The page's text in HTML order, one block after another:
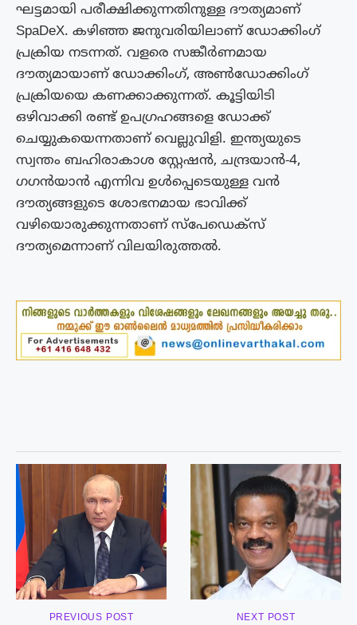
ഘട്ടമായി പരീക്ഷിക്കുന്നതിനുള്ള ദൗത്യമാണ്
SpaDeX. കഴിഞ്ഞ ജനുവരിയിലാണ് ഡോക്കിം​ഗ്
പ്രക്രിയ നടന്നത്. വളരെ സങ്കീർണമായ
ദൗത്യമായാണ് ഡോക്കിം​ഗ്, അൺഡോക്കിം​ഗ്
പ്രക്രിയയെ കണക്കാക്കുന്നത്. കൂട്ടിയിടി
ഒഴിവാക്കി രണ്ട് ഉപ​ഗ്രഹങ്ങളെ ഡോക്ക്
ചെയ്യുകയെന്നതാണ് വെല്ലുവിളി. ഇന്ത്യയുടെ
സ്വന്തം ബഹിരാകാശ സ്റ്റേഷൻ, ചന്ദ്രയാൻ-4,
ഗഗൻയാൻ എന്നിവ ഉൾപ്പെടെയുള്ള വൻ
ദൗത്യങ്ങളുടെ ശോഭനമായ ഭാവിക്ക്
വഴിയൊരുക്കുന്നതാണ് സ്‌പേഡെക്‌സ്
ദൗത്യമെന്നാണ് വിലയിരുത്തൽ.
PREVIOUS POST NEXT POST